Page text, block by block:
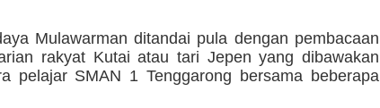
Mulawarman ditandai pula dengan pembacaan
rakyat Kutai atau tari Jepen yang dibawakan
pelajar SMAN 1 Tenggarong bersama beberapa